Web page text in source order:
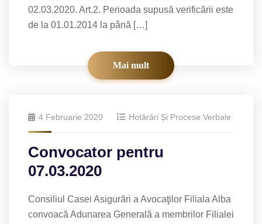
02.03.2020. Art.2. Perioada supusă verificării este
de la 01.01.2014 la până […]
Mai mult
4 Februarie 2020 Hotărâri Și Procese Verbale
Convocator pentru
07.03.2020
Consiliul Casei Asigurări a Avocaţilor Filiala Alba
convoacă Adunarea Generală a membrilor Filialei